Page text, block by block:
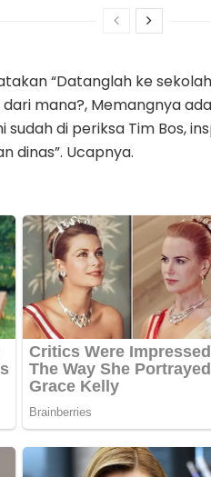
“Datanglah ke
mana?, Memangnya
sudah di periksa Tim Bos,
dinas”. Ucapnya.